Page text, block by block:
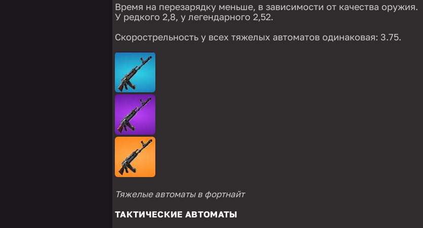
Время на перезарядку меньше, в зависимости от качества оружия.
У редкого 2,8, у легендарного 2,52.
Скорострельность у всех тяжелых автоматов одинаковая: 3.75.
Тяжелые автоматы в фортнайт
ТАКТИЧЕСКИЕ АВТОМАТЫ